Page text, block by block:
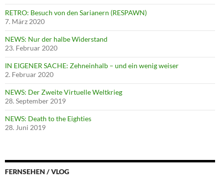
RETRO: Besuch von den Sarianern (RESPAWN)
7. März 2020
NEWS: Nur der halbe Widerstand
23. Februar 2020
IN EIGENER SACHE: Zehneinhalb – und ein wenig weiser
2. Februar 2020
NEWS: Der Zweite Virtuelle Weltkrieg
28. September 2019
NEWS: Death to the Eighties
28. Juni 2019
FERNSEHEN / VLOG